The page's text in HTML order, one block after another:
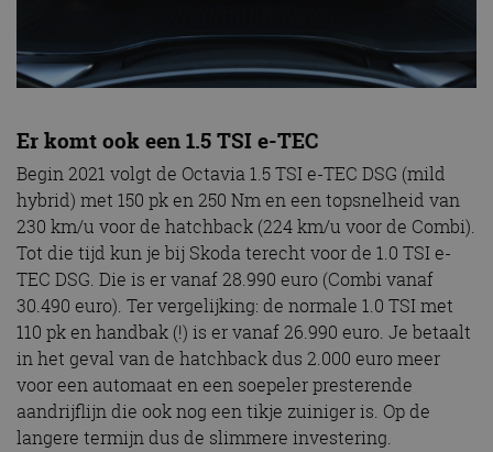
Er komt ook een 1.5 TSI e-TEC
Begin 2021 volgt de Octavia 1.5 TSI e-TEC DSG (mild
hybrid) met 150 pk en 250 Nm en een topsnelheid van
230 km/u voor de hatchback (224 km/u voor de Combi).
Tot die tijd kun je bij Skoda terecht voor de 1.0 TSI e-
TEC DSG. Die is er vanaf 28.990 euro (Combi vanaf
30.490 euro). Ter vergelijking: de normale 1.0 TSI met
110 pk en handbak (!) is er vanaf 26.990 euro. Je betaalt
in het geval van de hatchback dus 2.000 euro meer
voor een automaat en een soepeler presterende
aandrijflijn die ook nog een tikje zuiniger is. Op de
langere termijn dus de slimmere investering.